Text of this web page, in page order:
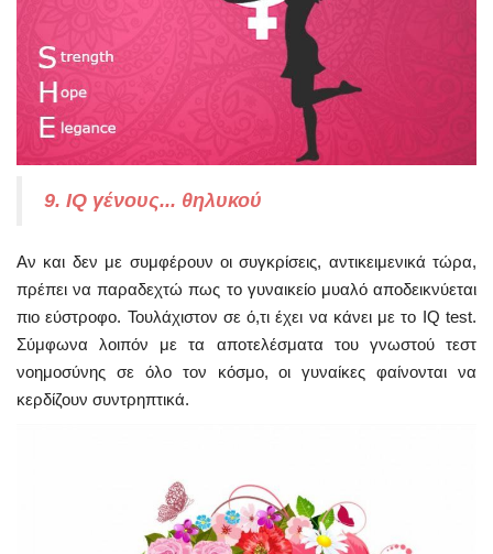
9. IQ γένους... θηλυκού
Αν και δεν με συμφέρουν οι συγκρίσεις, αντικειμενικά τώρα,
πρέπει να παραδεχτώ πως το γυναικείο μυαλό αποδεικνύεται
πιο εύστροφο. Τουλάχιστον σε ό,τι έχει να κάνει με το IQ test.
Σύμφωνα λοιπόν με τα αποτελέσματα του γνωστού τεστ
νοημοσύνης σε όλο τον κόσμο, οι γυναίκες φαίνονται να
κερδίζουν συντρηπτικά.